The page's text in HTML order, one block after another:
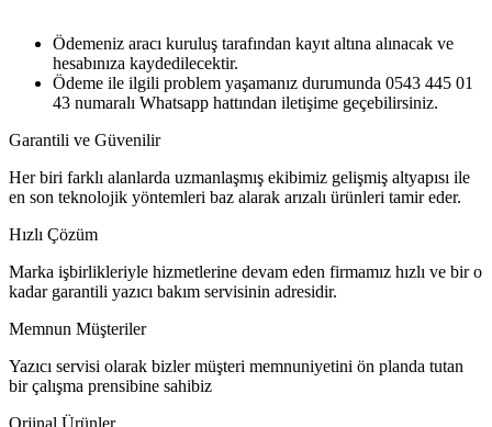
Ödemeniz aracı kuruluş tarafından kayıt altına alınacak ve
hesabınıza kaydedilecektir.
Ödeme ile ilgili problem yaşamanız durumunda 0543 445 01
43 numaralı Whatsapp hattından iletişime geçebilirsiniz.
Garantili ve Güvenilir
Her biri farklı alanlarda uzmanlaşmış ekibimiz gelişmiş altyapısı ile
en son teknolojik yöntemleri baz alarak arızalı ürünleri tamir eder.
Hızlı Çözüm
Marka işbirlikleriyle hizmetlerine devam eden firmamız hızlı ve bir o
kadar garantili yazıcı bakım servisinin adresidir.
Memnun Müşteriler
Yazıcı servisi olarak bizler müşteri memnuniyetini ön planda tutan
bir çalışma prensibine sahibiz
Orjinal Ürünler